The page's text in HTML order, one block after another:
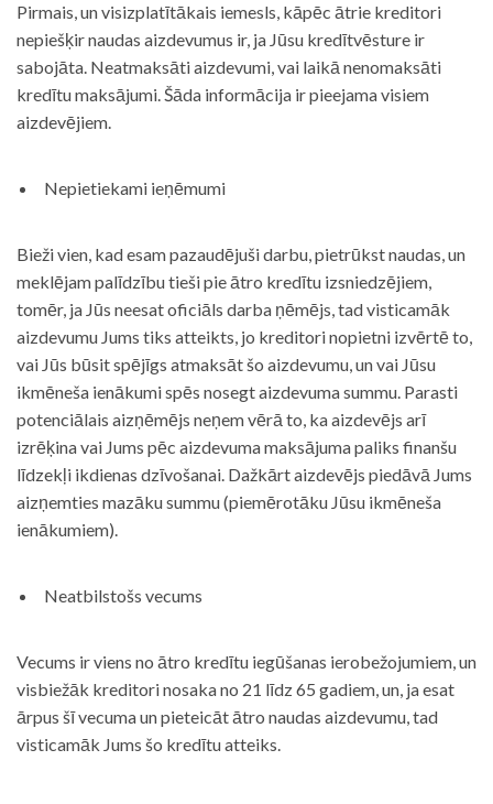
Pirmais, un visizplatītākais iemesls, kāpēc ātrie kreditori
nepiešķir naudas aizdevumus ir, ja Jūsu kredītvēsture ir
sabojāta. Neatmaksāti aizdevumi, vai laikā nenomaksāti
kredītu maksājumi. Šāda informācija ir pieejama visiem
aizdevējiem.
Nepietiekami ieņēmumi
Bieži vien, kad esam pazaudējuši darbu, pietrūkst naudas, un
meklējam palīdzību tieši pie ātro kredītu izsniedzējiem,
tomēr, ja Jūs neesat oficiāls darba ņēmējs, tad visticamāk
aizdevumu Jums tiks atteikts, jo kreditori nopietni izvērtē to,
vai Jūs būsit spējīgs atmaksāt šo aizdevumu, un vai Jūsu
ikmēneša ienākumi spēs nosegt aizdevuma summu. Parasti
potenciālais aizņēmējs neņem vērā to, ka aizdevējs arī
izrēķina vai Jums pēc aizdevuma maksājuma paliks finanšu
līdzekļi ikdienas dzīvošanai. Dažkārt aizdevējs piedāvā Jums
aizņemties mazāku summu (piemērotāku Jūsu ikmēneša
ienākumiem).
Neatbilstošs vecums
Vecums ir viens no ātro kredītu iegūšanas ierobežojumiem, un
visbiežāk kreditori nosaka no 21 līdz 65 gadiem, un, ja esat
ārpus šī vecuma un pieteicāt ātro naudas aizdevumu, tad
visticamāk Jums šo kredītu atteiks.